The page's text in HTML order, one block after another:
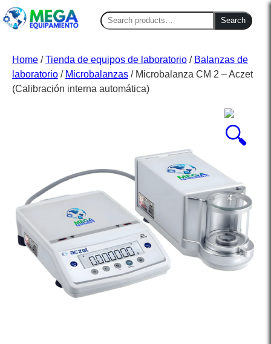
Search
for:
Search
Home /Tienda de equipos de laboratorio / Balanzas de
laboratorio / Microbalanzas / Microbalanza CM 2 – Aczet
(Calibración interna automática)